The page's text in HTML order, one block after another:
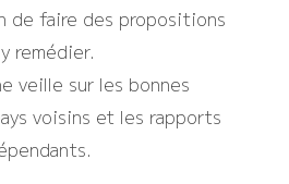
de faire des propositions
remédier.
veille sur les bonnes
voisins et les rapports